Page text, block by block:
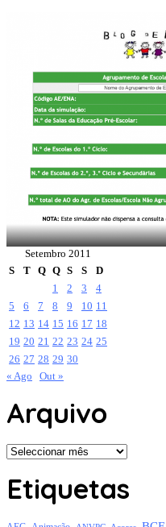
Setembro 2011
S
T Q Q S S
D
1
2 3
4
5
6 7 8 9 10 11
12 13 14 15 16 17 18
19 20 21 22 23 24 25
26 27 28 29 30
« Ago
Out »
Arquivo
Arquivo
Etiquetas